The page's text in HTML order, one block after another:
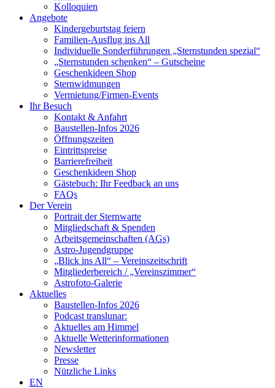
Kolloquien
Angebote
Kindergeburtstag feiern
Familien-Ausflug ins All
Individuelle Sonderführungen „Sternstunden spezial“
„Sternstunden schenken“ – Gutscheine
Geschenkideen Shop
Sternwidmungen
Vermietung/Firmen-Events
Ihr Besuch
Kontakt & Anfahrt
Baustellen-Infos 2026
Öffnungszeiten
Eintrittspreise
Barrierefreiheit
Geschenkideen Shop
Gästebuch: Ihr Feedback an uns
FAQs
Der Verein
Portrait der Sternwarte
Mitgliedschaft & Spenden
Arbeitsgemeinschaften (AGs)
Astro-Jugendgruppe
„Blick ins All“ – Vereinszeitschrift
Mitgliederbereich / „Vereinszimmer“
Astrofoto-Galerie
Aktuelles
Baustellen-Infos 2026
Podcast translunar:
Aktuelles am Himmel
Aktuelle Wetterinformationen
Newsletter
Presse
Nützliche Links
EN